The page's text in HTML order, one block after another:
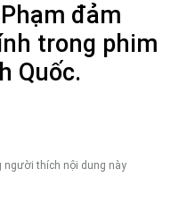
đảm
trong phim
Quốc.
người thích nội dung này